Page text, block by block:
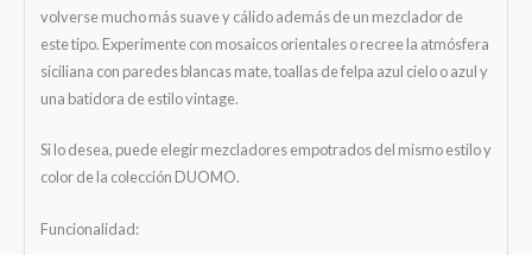
volverse mucho más suave y cálido además de un mezclador de
este tipo. Experimente con mosaicos orientales o recree la atmósfera
siciliana con paredes blancas mate, toallas de felpa azul cielo o azul y
una batidora de estilo vintage.
Si lo desea, puede elegir mezcladores empotrados del mismo estilo y
color de la colección DUOMO.
Funcionalidad: